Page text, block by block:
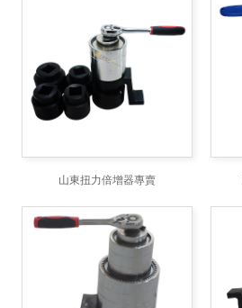
山東扭力倍增器專賣